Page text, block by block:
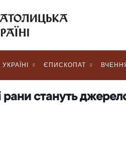
ЄПИСКОПАТ
стануть